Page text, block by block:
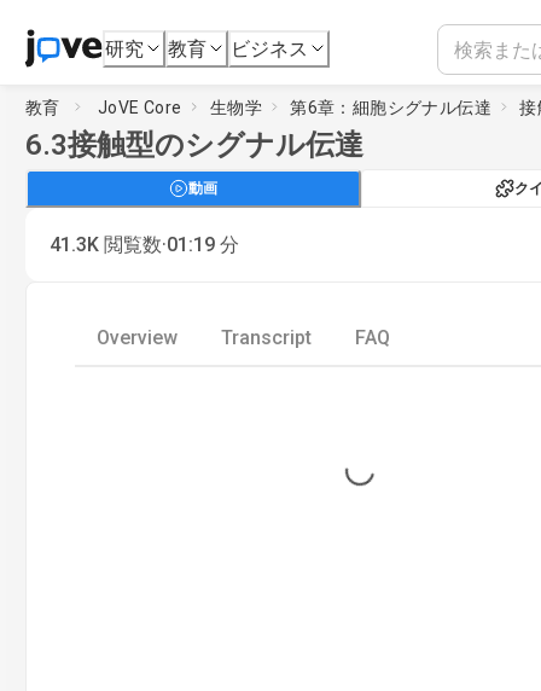
研究 教育 ビジネス
教育 JoVE Core 生物学 第6章：細胞シグナル伝達 接
6.3接触型のシグナル伝達
動画 ク
41.3K 閲覧数·01:19 分
Overview Transcript FAQ
Loading...